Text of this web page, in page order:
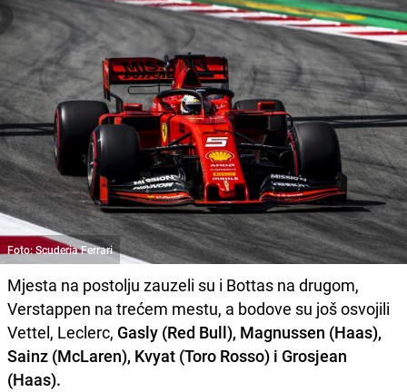
Foto: Scuderia Ferrari
Mjesta na postolju zauzeli su i Bottas na drugom,
Verstappen na trećem mestu, a bodove su još osvojili
Vettel, Leclerc, Gasly (Red Bull), Magnussen (Haas),
Sainz (McLaren), Kvyat (Toro Rosso) i Grosjean
(Haas).